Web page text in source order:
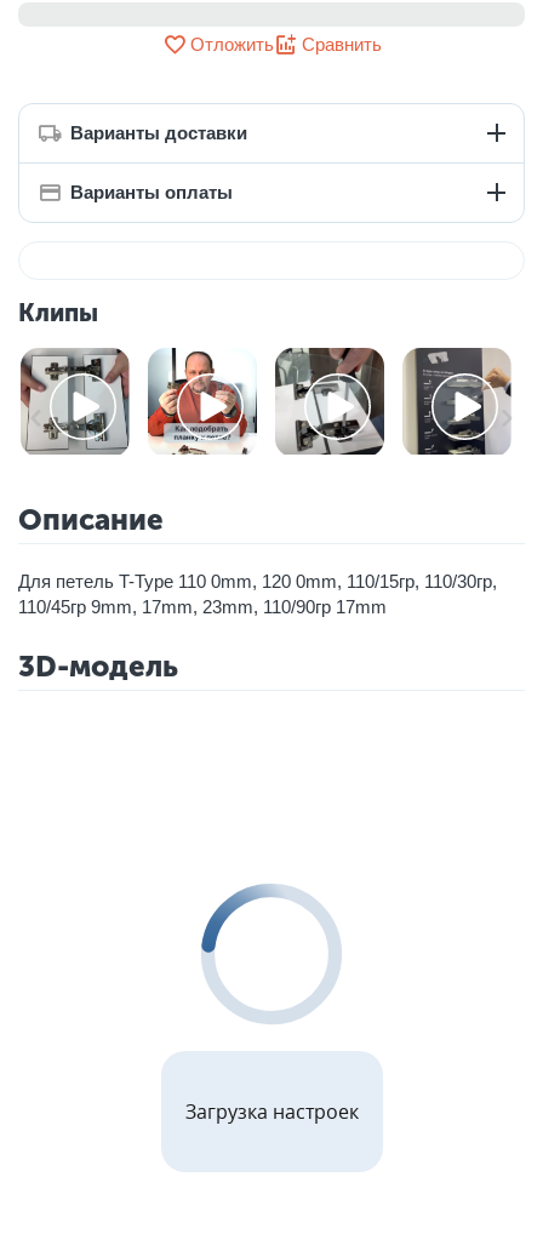
Отложить Сравнить
Варианты доставки
Варианты оплаты
Клипы
Описание
Для петель T-Type 110 0mm, 120 0mm, 110/15гр, 110/30гр,
110/45гр 9mm, 17mm, 23mm, 110/90гр 17mm
3D-модель
Загрузка настроек